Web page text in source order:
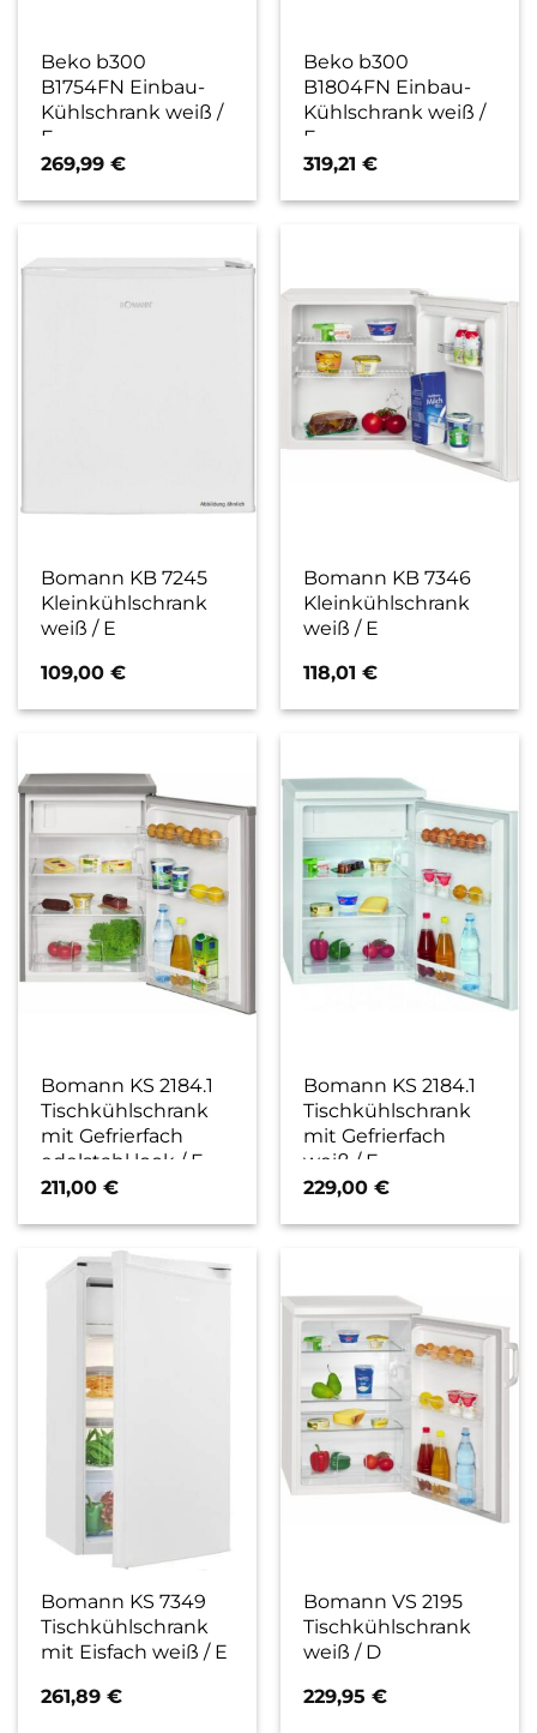
Beko b300
B1754FN Einbau-
Kühlschrank weiß /
E
269,99€
Beko b300
B1804FN Einbau-
Kühlschrank weiß /
E
319,21€
Bomann KB 7245
Kleinkühlschrank
weiß / E
109,00€
Bomann KB 7346
Kleinkühlschrank
weiß / E
118,01€
Bomann KS 2184.1
Tischkühlschrank
mit Gefrierfach
edelstahl look / E
211,00€
Bomann KS 2184.1
Tischkühlschrank
mit Gefrierfach
weiß / E
229,00€
Bomann KS 7349
Tischkühlschrank
mit Eisfach weiß / E
261,89€
Bomann VS 2195
Tischkühlschrank
weiß / D
229,95€